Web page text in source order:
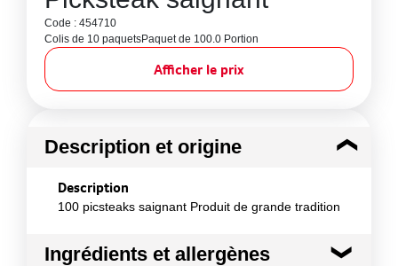
Code : 454710
Colis de 10 paquetsPaquet de 100.0 Portion
Afficher le prix
Description et origine
Description
100 picsteaks saignant Produit de grande tradition
Ingrédients et allergènes